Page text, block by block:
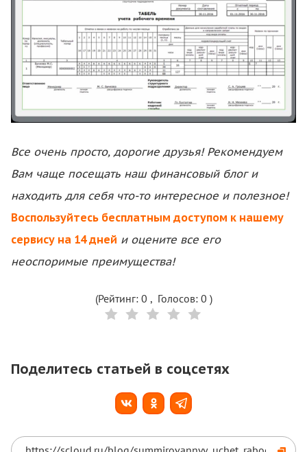
Все очень просто, дорогие друзья! Рекомендуем
Вам чаще посещать наш финансовый блог и
находить для себя что-то интересное и полезное!
Воспользуйтесь бесплатным доступом к нашему
сервису на 14 дней и оцените все его
неоспоримые преимущества!
(Рейтинг: 0 , Голосов: 0 )
Поделитесь статьей в соцсетях